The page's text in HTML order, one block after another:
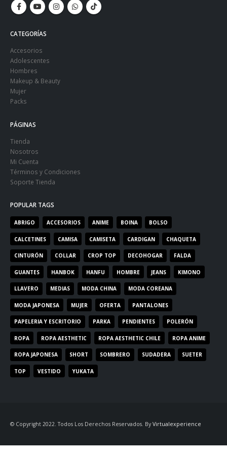
CATEGORÍAS
Accesorios
Adolescentes
Hombres
Makeup & Beauty
Mujer
Packs
PÁGINAS
Tienda
Nosotros
Mi Cuenta
Términos y Condiciones
Soporte Tienda
POPULAR TAGS
ABRIGO ACCESORIOS ANIME BOINA BOLSO
CALCETINES CAMISA CAMISETA CARDIGAN CHAQUETA
CINTURÓN COLLAR CROP TOP DECOHOGAR FALDA
GUANTES HANBOK HANFU HOMBRE JEANS KIMONO
LLAVERO MEDIAS MODA CHINA MODA COREANA
MODA JAPONESA MUJER OFERTA PANTALONES
PAPELERIA Y ESCRITORIO PARKA PENDIENTES POLERÓN
ROPA ROPA AESTHETIC ROPA AESTHETIC CHILE ROPA ANIME
ROPA JAPONESA SHORT SOMBRERO SUDADERA SUETER
TOP VESTIDO YUKATA
© Copyright 2022. Todos Los Derechos Reservados. By Virtualexperience